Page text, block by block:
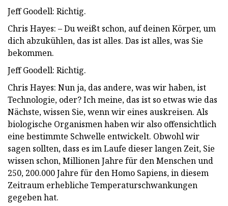
Jeff Goodell: Richtig.
Chris Hayes: – Du weißt schon, auf deinen Körper, um
dich abzukühlen, das ist alles. Das ist alles, was Sie
bekommen.
Jeff Goodell: Richtig.
Chris Hayes: Nun ja, das andere, was wir haben, ist
Technologie, oder? Ich meine, das ist so etwas wie das
Nächste, wissen Sie, wenn wir eines auskreisen. Als
biologische Organismen haben wir also offensichtlich
eine bestimmte Schwelle entwickelt. Obwohl wir
sagen sollten, dass es im Laufe dieser langen Zeit, Sie
wissen schon, Millionen Jahre für den Menschen und
250, 200.000 Jahre für den Homo Sapiens, in diesem
Zeitraum erhebliche Temperaturschwankungen
gegeben hat.